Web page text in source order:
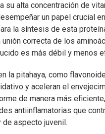
su alta concentración de
un papel crucial
la síntesis de esta
correcta de los
es más débil y menos
la pitahaya, como
y aceleran el
de manera más
antiinflamatorias que
de aspecto juvenil.